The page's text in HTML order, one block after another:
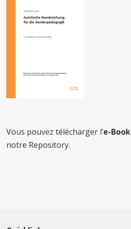
Vous pouvez télécharger l’e-Book
notre Repository.